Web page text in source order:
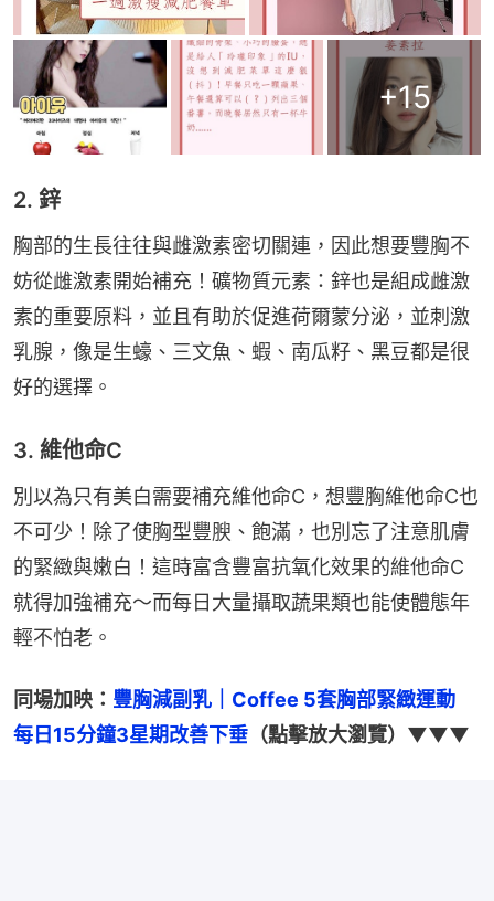
+15
2. 鋅
胸部的生長往往與雌激素密切關連，因此想要豐胸不
妨從雌激素開始補充！礦物質元素：鋅也是組成雌激
素的重要原料，並且有助於促進荷爾蒙分泌，並刺激
乳腺，像是生蠔、三文魚、蝦、南瓜籽、黑豆都是很
好的選擇。
3. 維他命C
別以為只有美白需要補充維他命C，想豐胸維他命C也
不可少！除了使胸型豐腴、飽滿，也別忘了注意肌膚
的緊緻與嫩白！這時富含豐富抗氧化效果的維他命C
就得加強補充～而每日大量攝取蔬果類也能使體態年
輕不怕老。
同場加映： 豐胸減副乳｜Coffee 5套胸部緊緻運動
每日15分鐘3星期改善下垂 （點擊放大瀏覽）▼▼▼